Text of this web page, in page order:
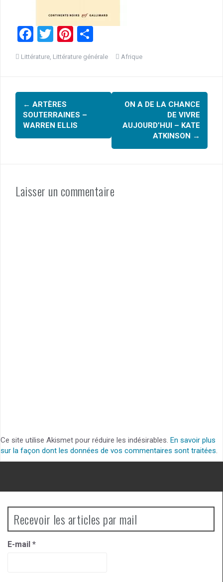
F
a
o
o
k
T
wi
Pi
er
t
ar
er
Littérature, Littérature générale Afrique
Navigation
d'article
← ARTÈRES
SOUTERRAINES –
WARREN ELLIS
ON A DE LA CHANCE
DE VIVRE
AUJOURD’HUI – KATE
ATKINSON →
Laisser un commentaire
Ce site utilise Akismet pour réduire les indésirables. En savoir plus
sur la façon dont les données de vos commentaires sont traitées.
Recevoir les articles par mail
E-mail *